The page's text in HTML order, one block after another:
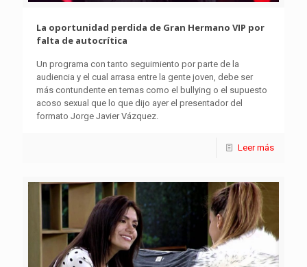
La oportunidad perdida de Gran Hermano VIP por
falta de autocrítica
Un programa con tanto seguimiento por parte de la
audiencia y el cual arrasa entre la gente joven, debe ser
más contundente en temas como el bullying o el supuesto
acoso sexual que lo que dijo ayer el presentador del
formato Jorge Javier Vázquez.
Leer más